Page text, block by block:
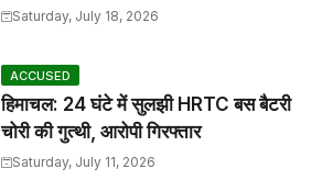
Saturday, July 18, 2026
ACCUSED
हिमाचल: 24 घंटे में सुलझी HRTC बस बैटरी
चोरी की गुत्थी, आरोपी गिरफ्तार
Saturday, July 11, 2026